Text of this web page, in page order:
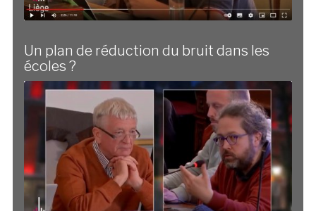
Un plan de réduction du bruit dans les
écoles ?